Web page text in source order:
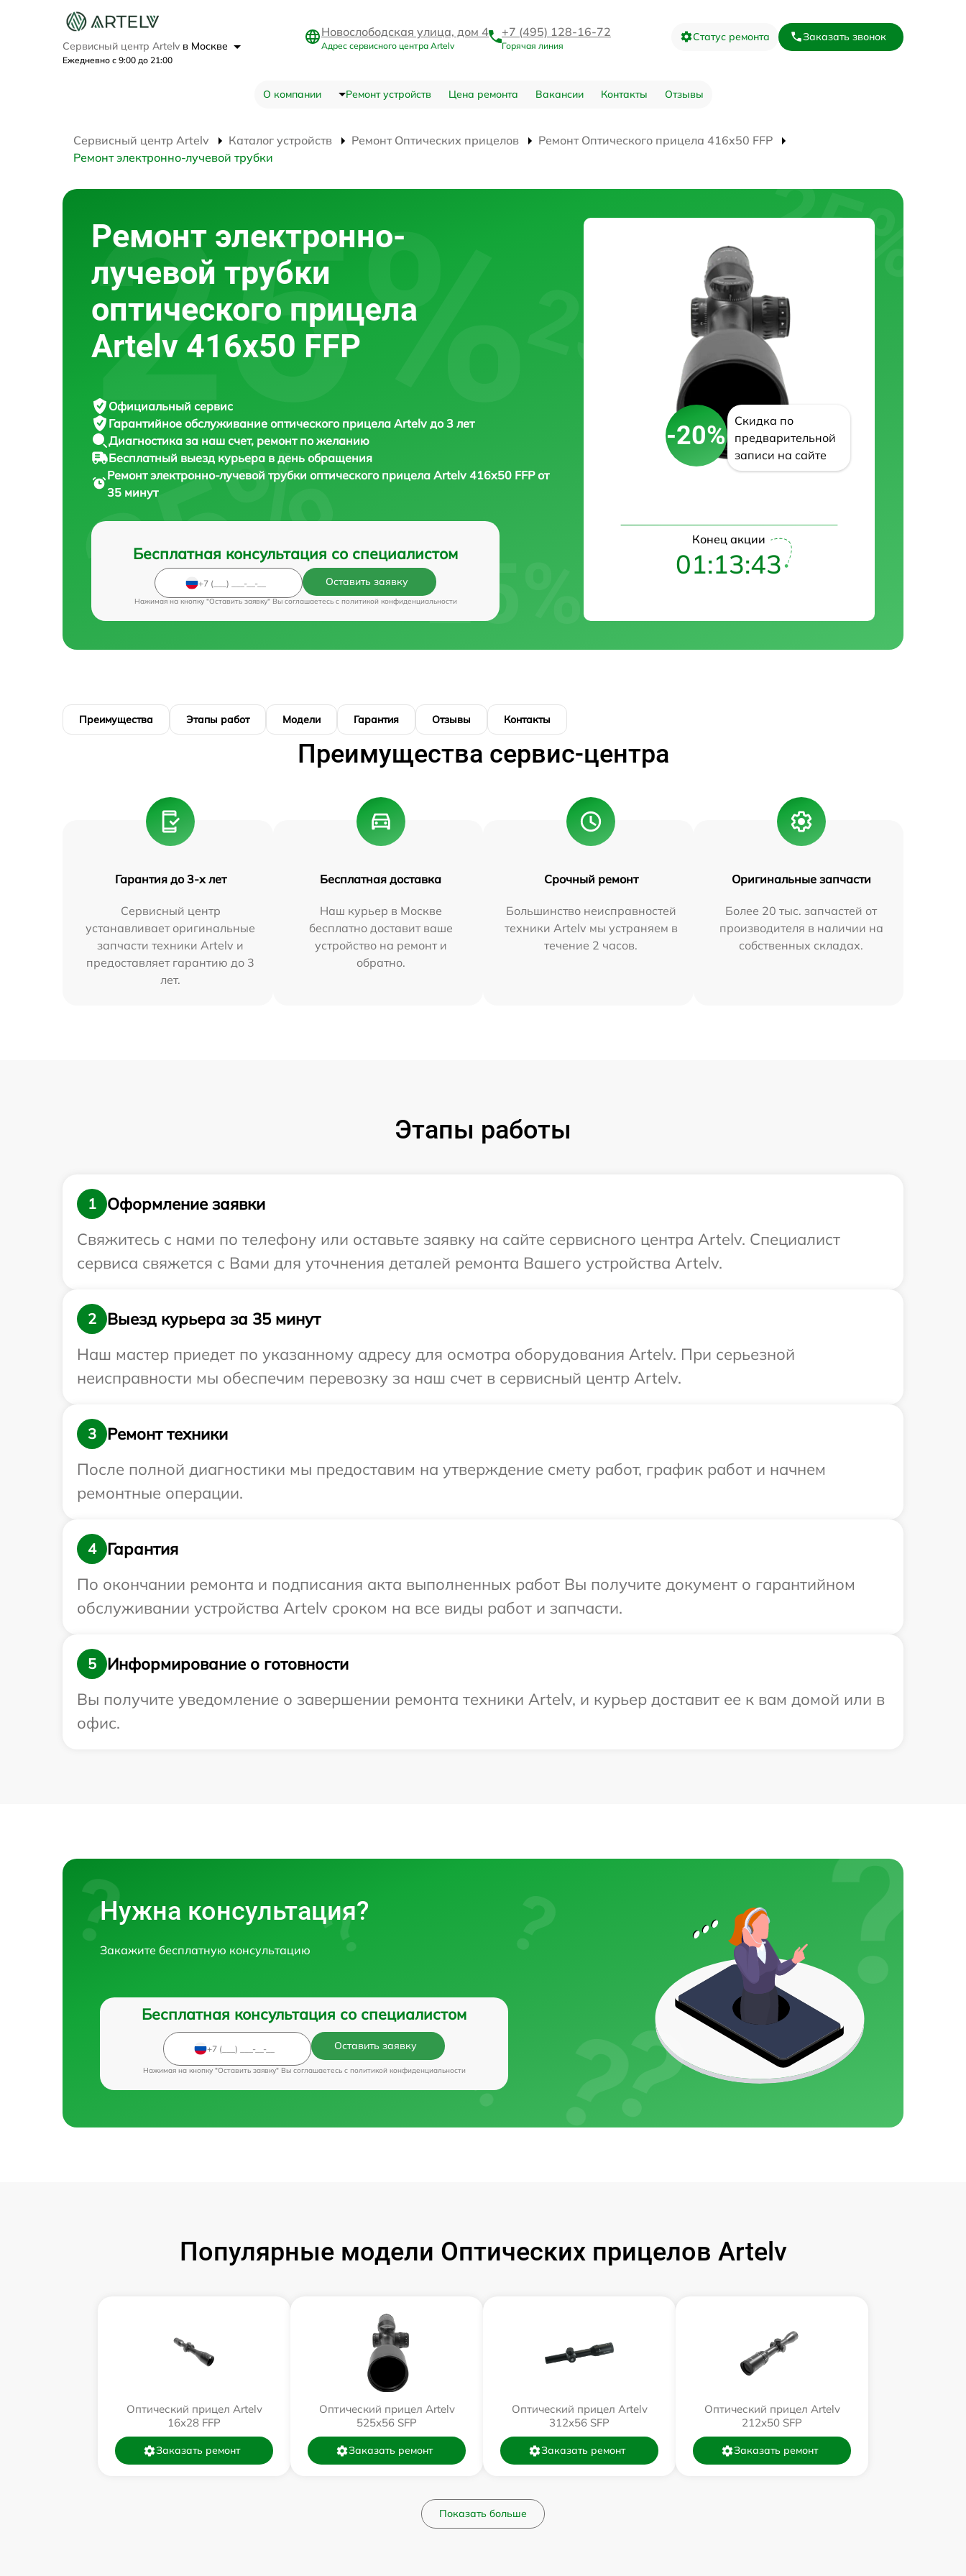
Сервисный центр Artelv в Москве
Ежедневно с 9:00 до 21:00
Новослободская улица, дом 4
Адрес сервисного центра Artelv
+7 (495) 128-16-72
Горячая линия
Статус ремонта Заказать звонок
О компании Ремонт устройств Цена ремонта Вакансии Контакты Отзывы
Сервисный центр Artelv Каталог устройств Ремонт Оптических прицелов
Ремонт Оптического прицела 416x50 FFP
Ремонт электронно-лучевой трубки
Ремонт электронно-
лучевой трубки
оптического прицела
Artelv 416x50 FFP
Официальный сервис
Гарантийное обслуживание оптического прицела Artelv до 3 лет
Диагностика за наш счет, ремонт по желанию
Бесплатный выезд курьера в день обращения
Ремонт электронно-лучевой трубки оптического прицела Artelv 416x50 FFP от
35 минут
Бесплатная консультация со специалистом
Оставить заявку
Нажимая на кнопку "Оставить заявку" Вы соглашаетесь c политикой конфиденциальности
-20%
Скидка по
предварительной
записи на сайте
Конец акции
01:13:42
Преимущества Этапы работ Модели Гарантия Отзывы Контакты
Преимущества сервис-центра
Гарантия до 3-х лет
Сервисный центр
устанавливает оригинальные
запчасти техники Artelv и
предоставляет гарантию до 3
лет.
Бесплатная доставка
Наш курьер в Москве
бесплатно доставит ваше
устройство на ремонт и
обратно.
Срочный ремонт
Большинство неисправностей
техники Artelv мы устраняем в
течение 2 часов.
Оригинальные запчасти
Более 20 тыс. запчастей от
производителя в наличии на
собственных складах.
Этапы работы
1
Оформление заявки
Свяжитесь с нами по телефону или оставьте заявку на сайте сервисного центра Artelv. Специалист
сервиса свяжется с Вами для уточнения деталей ремонта Вашего устройства Artelv.
2
Выезд курьера за 35 минут
Наш мастер приедет по указанному адресу для осмотра оборудования Artelv. При серьезной
неисправности мы обеспечим перевозку за наш счет в сервисный центр Artelv.
3
Ремонт техники
После полной диагностики мы предоставим на утверждение смету работ, график работ и начнем
ремонтные операции.
4
Гарантия
По окончании ремонта и подписания акта выполненных работ Вы получите документ о гарантийном
обслуживании устройства Artelv сроком на все виды работ и запчасти.
5
Информирование о готовности
Вы получите уведомление о завершении ремонта техники Artelv, и курьер доставит ее к вам домой или в
офис.
Нужна консультация?
Закажите бесплатную консультацию
Бесплатная консультация со специалистом
Оставить заявку
Нажимая на кнопку "Оставить заявку" Вы соглашаетесь c политикой конфиденциальности
Популярные модели Оптических прицелов Artelv
Оптический прицел Artelv
16x28 FFP
Заказать ремонт
Оптический прицел Artelv
525x56 SFP
Заказать ремонт
Оптический прицел Artelv
312x56 SFP
Заказать ремонт
Оптический прицел Artelv
212x50 SFP
Заказать ремонт
Показать больше